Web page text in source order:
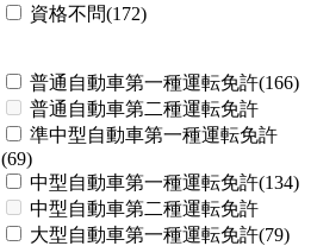
資格不問(172)
普通自動車第一種運転免許(166)
普通自動車第二種運転免許
準中型自動車第一種運転免許
(69)
中型自動車第一種運転免許(134)
中型自動車第二種運転免許
大型自動車第一種運転免許(79)